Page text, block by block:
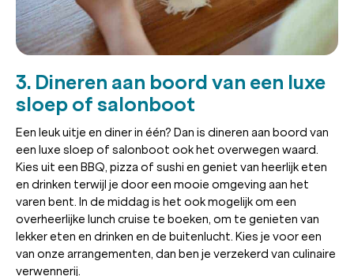
3. Dineren aan boord van een luxe
sloep of salonboot
Een leuk uitje en diner in één? Dan is dineren aan boord van
een luxe sloep of salonboot ook het overwegen waard.
Kies uit een BBQ, pizza of sushi en geniet van heerlijk eten
en drinken terwijl je door een mooie omgeving aan het
varen bent. In de middag is het ook mogelijk om een
overheerlijke lunch cruise te boeken, om te genieten van
lekker eten en drinken en de buitenlucht. Kies je voor een
van onze arrangementen, dan ben je verzekerd van culinaire
verwennerij.